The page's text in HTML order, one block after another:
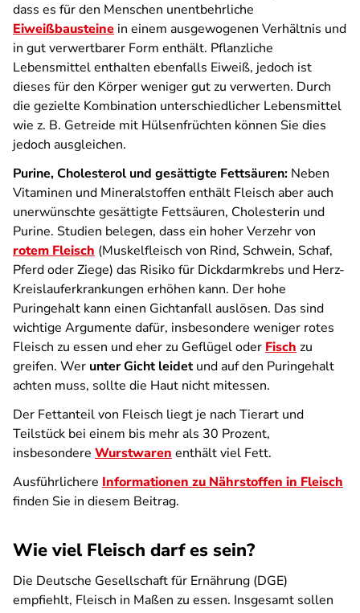
dass es für den Menschen unentbehrliche
Eiweißbausteine in einem ausgewogenen Verhältnis und
in gut verwertbarer Form enthält. Pflanzliche
Lebensmittel enthalten ebenfalls Eiweiß, jedoch ist
dieses für den Körper weniger gut zu verwerten. Durch
die gezielte Kombination unterschiedlicher Lebensmittel
wie z. B. Getreide mit Hülsenfrüchten können Sie dies
jedoch ausgleichen.
Purine, Cholesterol und gesättigte Fettsäuren: Neben
Vitaminen und Mineralstoffen enthält Fleisch aber auch
unerwünschte gesättigte Fettsäuren, Cholesterin und
Purine. Studien belegen, dass ein hoher Verzehr von
rotem Fleisch (Muskelfleisch von Rind, Schwein, Schaf,
Pferd oder Ziege) das Risiko für Dickdarmkrebs und Herz-
Kreislauferkrankungen erhöhen kann. Der hohe
Puringehalt kann einen Gichtanfall auslösen. Das sind
wichtige Argumente dafür, insbesondere weniger rotes
Fleisch zu essen und eher zu Geflügel oder Fisch zu
greifen. Wer unter Gicht leidetund auf den Puringehalt
achten muss, sollte die Haut nicht mitessen.
Der Fettanteil von Fleisch liegt je nach Tierart und
Teilstück bei einem bis mehr als 30 Prozent,
insbesondere Wurstwaren enthält viel Fett.
Ausführlichere Informationen zu Nährstoffen in Fleisch
finden Sie in diesem Beitrag.
Wie viel Fleisch darf es sein?
Die Deutsche Gesellschaft für Ernährung (DGE)
empfiehlt, Fleisch in Maßen zu essen. Insgesamt sollen